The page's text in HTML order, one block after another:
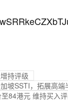
持评级
坡SSTI，拓展高
84港元 维持买入